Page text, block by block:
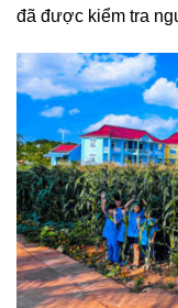
đã được kiểm tra